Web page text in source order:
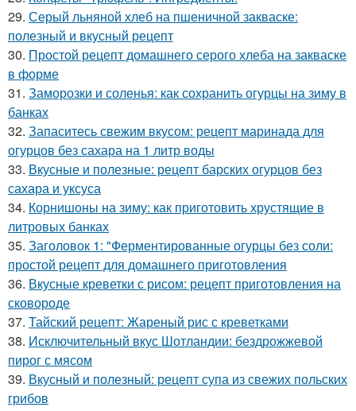
29. Серый льняной хлеб на пшеничной закваске:
полезный и вкусный рецепт
30. Простой рецепт домашнего серого хлеба на закваске
в форме
31. Заморозки и соленья: как сохранить огурцы на зиму в
банках
32. Запаситесь свежим вкусом: рецепт маринада для
огурцов без сахара на 1 литр воды
33. Вкусные и полезные: рецепт барских огурцов без
сахара и уксуса
34. Корнишоны на зиму: как приготовить хрустящие в
литровых банках
35. Заголовок 1: "Ферментированные огурцы без соли:
простой рецепт для домашнего приготовления
36. Вкусные креветки с рисом: рецепт приготовления на
сковороде
37. Тайский рецепт: Жареный рис с креветками
38. Исключительный вкус Шотландии: бездрожжевой
пирог с мясом
39. Вкусный и полезный: рецепт супа из свежих польских
грибов